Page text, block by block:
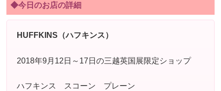
◆今日のお店の詳細
HUFFKINS（ハフキンス）
2018年9月12日～17日の三越英国展限定ショップ
ハフキンス スコーン プレーン